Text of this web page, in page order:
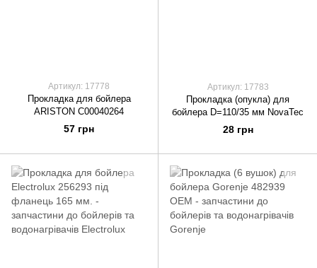
Артикул: 17778
Прокладка для бойлера
ARISTON C00040264
57 грн
Артикул: 17783
Прокладка (опукла) для
бойлера D=110/35 мм NovaTec
28 грн